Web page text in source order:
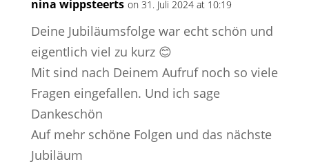
nina wippsteerts on 31. Juli 2024 at 10:19
Deine Jubiläumsfolge war echt schön und
eigentlich viel zu kurz 😊
Mit sind nach Deinem Aufruf noch so viele
Fragen eingefallen. Und ich sage
Dankeschön
Auf mehr schöne Folgen und das nächste
Jubiläum